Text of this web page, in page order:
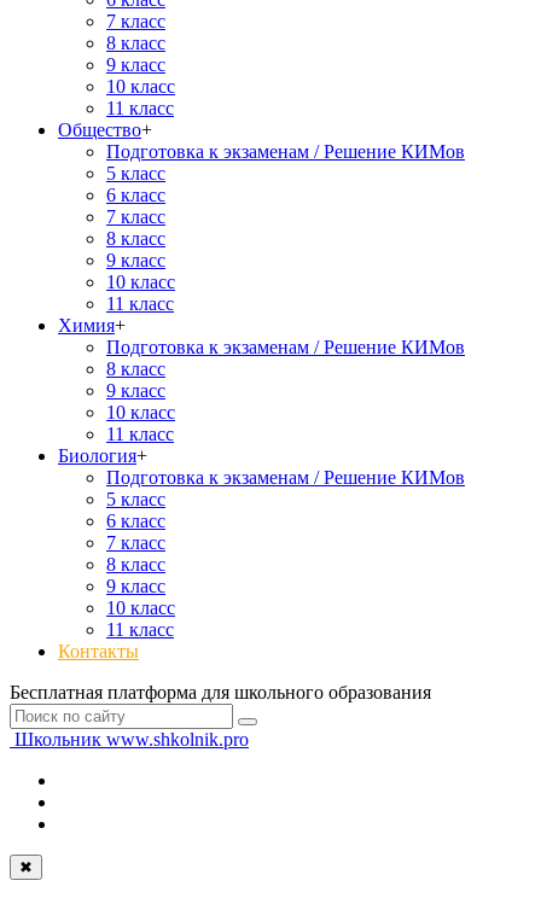
7 класс
8 класс
9 класс
10 класс
11 класс
Общество+
Подготовка к экзаменам / Решение КИМов
5 класс
6 класс
7 класс
8 класс
9 класс
10 класс
11 класс
Химия+
Подготовка к экзаменам / Решение КИМов
8 класс
9 класс
10 класс
11 класс
Биология+
Подготовка к экзаменам / Решение КИМов
5 класс
6 класс
7 класс
8 класс
9 класс
10 класс
11 класс
Контакты
Бесплатная платформа для школьного образования
Школьник www.shkolnik.pro
✖